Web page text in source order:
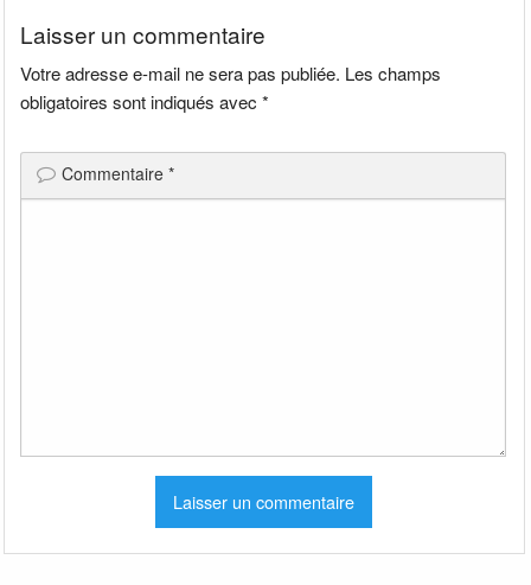
Laisser un commentaire
Votre adresse e-mail ne sera pas publiée. Les champs
obligatoires sont indiqués avec*
Commentaire*